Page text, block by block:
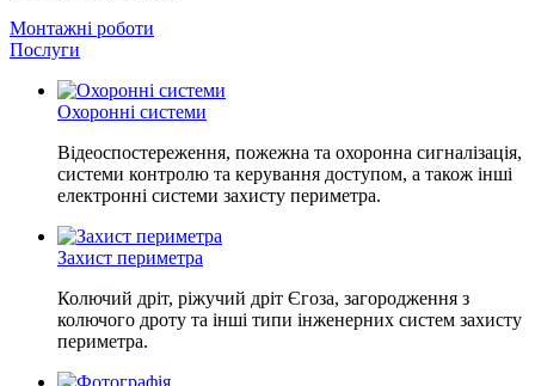
Монтажні роботи
Послуги
Охоронні системи
Відеоспостереження, пожежна та охоронна сигналізація,
системи контролю та керування доступом, а також інші
електронні системи захисту периметра.
Захист периметра
Колючий дріт, ріжучий дріт Єгоза, загородження з
колючого дроту та інші типи інженерних систем захисту
периметра.